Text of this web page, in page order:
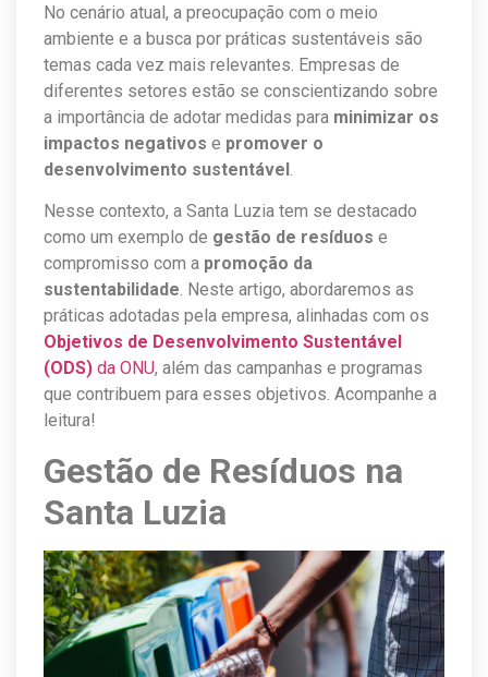
No cenário atual, a preocupação com o meio
ambiente e a busca por práticas sustentáveis são
temas cada vez mais relevantes. Empresas de
diferentes setores estão se conscientizando sobre
a importância de adotar medidas para minimizar os
impactos negativos e promover o
desenvolvimento sustentável.
Nesse contexto, a Santa Luzia tem se destacado
como um exemplo de gestão de resíduos e
compromisso com a promoção da
sustentabilidade. Neste artigo, abordaremos as
práticas adotadas pela empresa, alinhadas com os
Objetivos de Desenvolvimento Sustentável
(ODS) da ONU, além das campanhas e programas
que contribuem para esses objetivos. Acompanhe a
leitura!
Gestão de Resíduos na
Santa Luzia